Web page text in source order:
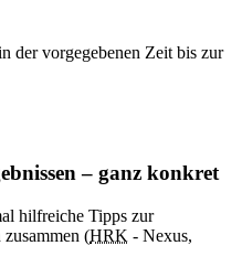
der vorgegebenen Zeit bis zur
– ganz konkret
hilfreiche Tipps zur
(HRK - Nexus,